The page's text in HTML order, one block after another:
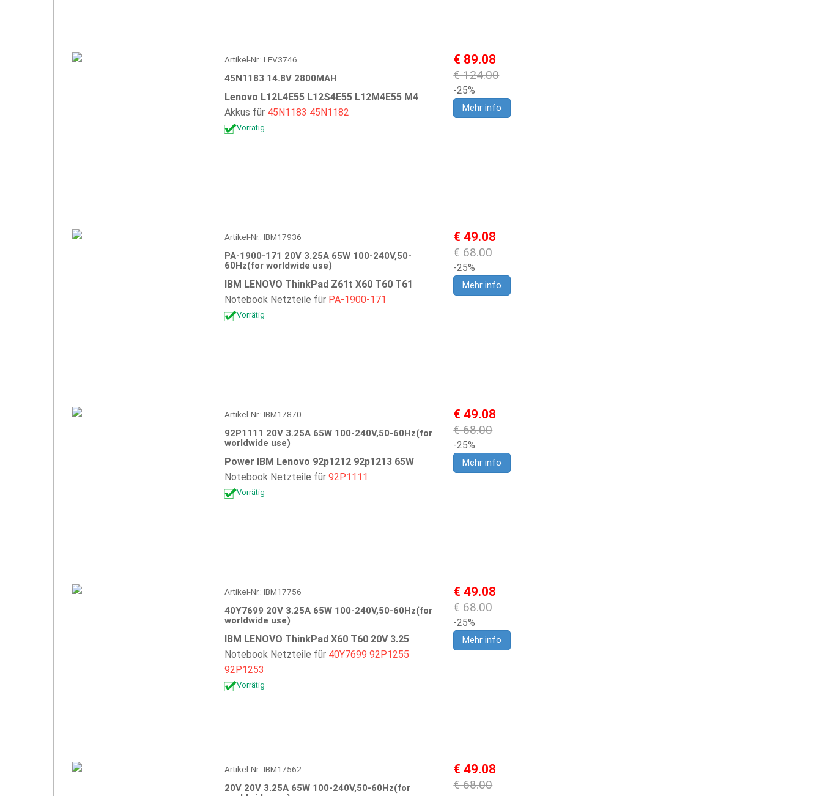
Artikel-Nr.: LEV3746
45N1183 14.8V 2800MAH
Lenovo L12L4E55 L12S4E55 L12M4E55 M4
Akkus für 45N1183 45N1182
Vorrätig
€ 89.08
€ 124.00
-25%
Mehr info
Artikel-Nr.: IBM17936
PA-1900-171 20V 3.25A 65W 100-240V,50-
60Hz(for worldwide use)
IBM LENOVO ThinkPad Z61t X60 T60 T61
Notebook Netzteile für PA-1900-171
Vorrätig
€ 49.08
€ 68.00
-25%
Mehr info
Artikel-Nr.: IBM17870
92P1111 20V 3.25A 65W 100-240V,50-60Hz(for
worldwide use)
Power IBM Lenovo 92p1212 92p1213 65W
Notebook Netzteile für92P1111
Vorrätig
€ 49.08
€ 68.00
-25%
Mehr info
Artikel-Nr.: IBM17756
40Y7699 20V 3.25A 65W 100-240V,50-60Hz(for
worldwide use)
IBM LENOVO ThinkPad X60 T60 20V 3.25
Notebook Netzteile für 40Y7699 92P1255
92P1253
Vorrätig
€ 49.08
€ 68.00
-25%
Mehr info
Artikel-Nr.: IBM17562
20V 20V 3.25A 65W 100-240V,50-60Hz(for
€ 49.08
€ 68.00